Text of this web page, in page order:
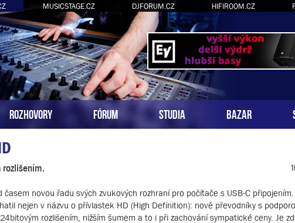
MUSICSTAGE.CZ DJFORUM.CZ HIFIROOM.CZ
ROZHOVORY FÓRUM STUDIA BAZAR
rozlišením.
novou řadu svých zvukových rozhraní pro počítače s USB-C připojením.
nejen v názvu o přívlastek HD (High Definition): nové převodníky s
rozlišením, nižším šumem a to i při zachování sympatické ceny. Je